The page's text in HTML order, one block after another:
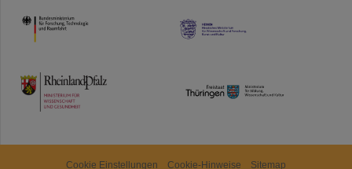
HMWK
TMWWDG
Cookie Einstellungen Cookie-Hinweise Sitemap